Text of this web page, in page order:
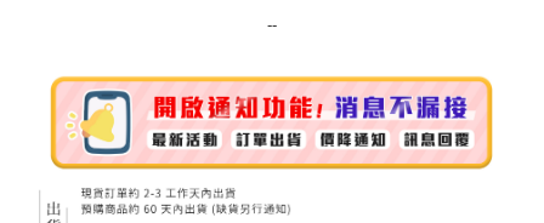
全家取貨付款
每筆NT$80，滿NT$999(含以上)免運費
每筆NT$80，滿NT$999(含以上)免運費
--